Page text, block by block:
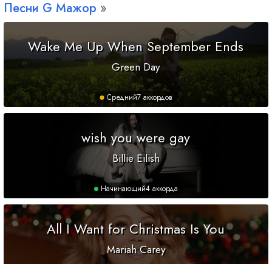
Песни G Мажор
Wake Me Up When September Ends
Green Day
Средний7 аккордов
wish you were gay
Billie Eilish
Начинающий4 аккорда
All I Want for Christmas Is You
Mariah Carey